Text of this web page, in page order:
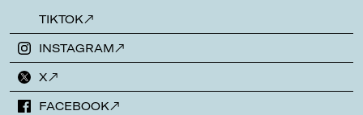
TIKTOK
INSTAGRAM
X
FACEBOOK